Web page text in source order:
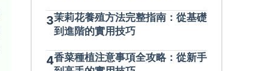
3茉莉花養殖方法完整指南：從基礎
到進階的實用技巧
4香菜種植注意事項全攻略：從新手